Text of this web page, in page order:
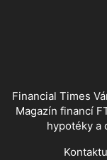
Financial Times
Magazín financí
hypotéky a